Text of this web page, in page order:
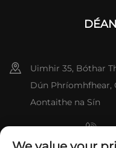
Uimhir 35, Bóthar
Dún Phríomhfhear,
Aontaithe na Sín